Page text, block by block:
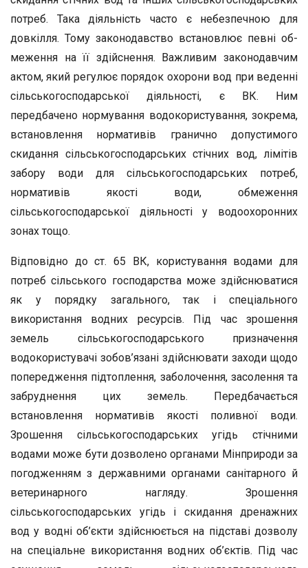
потреб. Така діяльність часто є не­безпечною для
довкілля. Тому законодавство встановлює певні об­
меження на її здійснення. Важливим законодавчим
актом, який ре­гулює порядок охорони вод при веденні
сільськогосподарської ді­яльності, є ВК. Ним
передбачено нормування водокористування, зокрема,
встановлення нормативів гранично допустимого
скидан­ня сільськогосподарських стічних вод, лімітів
забору води для сіль­ськогосподарських потреб,
нормативів якості води, обмеження
сільськогосподарської діяльності у водоохоронних
зонах тощо.
Відповідно до ст. 65 ВК, користування водами для
потреб сіль­ського господарства може здійснюватися
як у порядку загального, так і спеціального
використання водних ресурсів. Під час зрошен­ня
земель сільськогосподарського призначення
водокористувачі зо­бов’язані здійснювати заходи щодо
попередження підтоплення, за­болочення, засолення та
забруднення цих земель. Передбачається
встановлення нормативів якості поливної води.
Зрошення сіль­ськогосподарських угідь стічними
водами може бути дозволено ор­ганами Мінприроди за
погодженням з державними органами сані­тарного й
ветеринарного нагляду. Зрошення
сільськогосподарських угідь і скидання дренажних
вод у водні об’єкти здійснюється на підставі дозволу
на спеціальне використання водних об’єктів. Під час